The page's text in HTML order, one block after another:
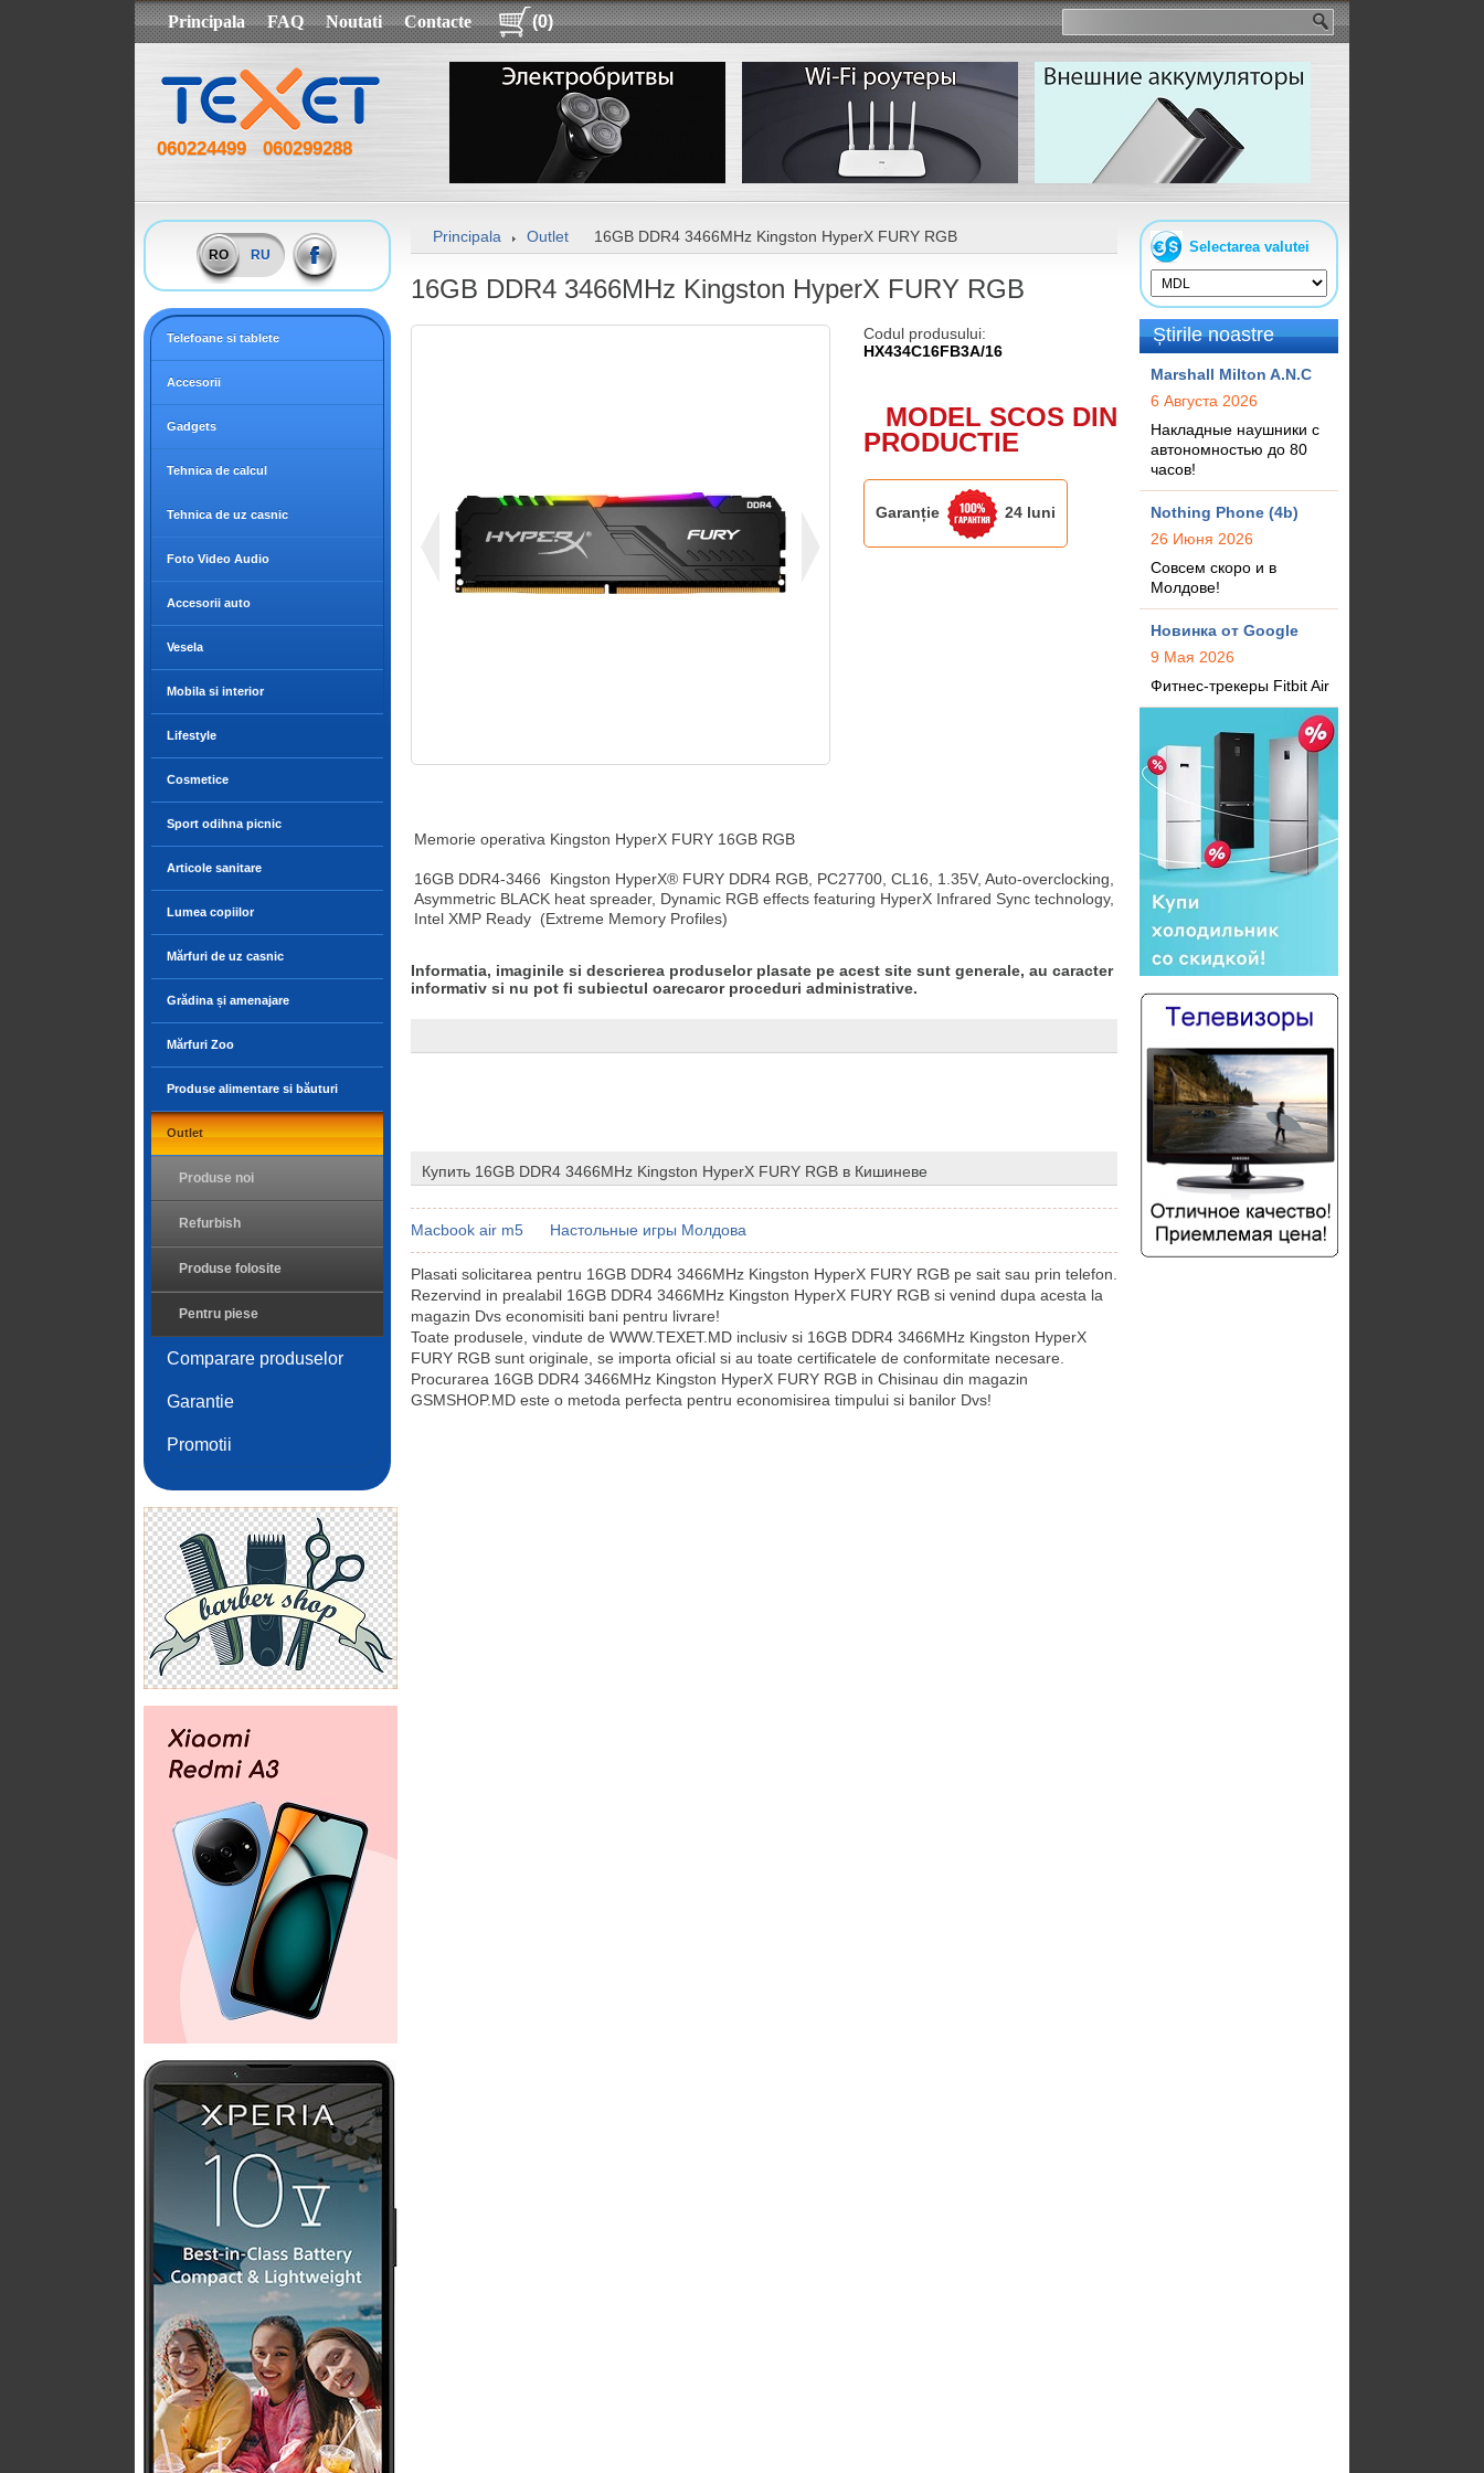
Principala FAQ Noutati Contacte (0)
060224499 060299288
RO RU
Telefoane si tablete
Accesorii
Gadgets
Tehnica de calcul
Tehnica de uz casnic
Foto Video Audio
Accesorii auto
Vesela
Mobila si interior
Lifestyle
Cosmetice
Sport odihna picnic
Articole sanitare
Lumea copiilor
Mărfuri de uz casnic
Grădina și amenajare
Mărfuri Zoo
Produse alimentare si băuturi
Outlet
Produse noi
Refurbish
Produse folosite
Pentru piese
Comparare produselor
Garantie
Promotii
Principala Outlet 16GB DDR4 3466MHz Kingston HyperX FURY RGB
16GB DDR4 3466MHz Kingston HyperX FURY RGB
Codul produsului:
HX434C16FB3A/16
MODEL SCOS DIN
PRODUCTIE
Garanție 24 luni
Memorie operativa Kingston HyperX FURY 16GB RGB
16GB DDR4-3466  Kingston HyperX® FURY DDR4 RGB, PC27700, CL16, 1.35V, Auto-overclocking,
Asymmetric BLACK heat spreader, Dynamic RGB effects featuring HyperX Infrared Sync technology,
Intel XMP Ready  (Extreme Memory Profiles)
Informatia, imaginile si descrierea produselor plasate pe acest site sunt generale, au caracter
informativ si nu pot fi subiectul oarecaror proceduri administrative.
Купить 16GB DDR4 3466MHz Kingston HyperX FURY RGB в Кишиневе
Macbook air m5 Настольные игры Молдова
Plasati solicitarea pentru 16GB DDR4 3466MHz Kingston HyperX FURY RGB pe sait sau prin telefon.
Rezervind in prealabil 16GB DDR4 3466MHz Kingston HyperX FURY RGB si venind dupa acesta la
magazin Dvs economisiti bani pentru livrare!
Toate produsele, vindute de WWW.TEXET.MD inclusiv si 16GB DDR4 3466MHz Kingston HyperX
FURY RGB sunt originale, se importa oficial si au toate certificatele de conformitate necesare.
Procurarea 16GB DDR4 3466MHz Kingston HyperX FURY RGB in Chisinau din magazin
GSMSHOP.MD este o metoda perfecta pentru economisirea timpului si banilor Dvs!
Selectarea valutei
Știrile noastre
Marshall Milton A.N.C
6 Августа 2026
Накладные наушники с
автономностью до 80
часов!
Nothing Phone (4b)
26 Июня 2026
Совсем скоро и в
Молдове!
Новинка от Google
9 Мая 2026
Фитнес-трекеры Fitbit Air